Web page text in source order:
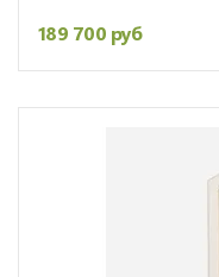
189 700 руб